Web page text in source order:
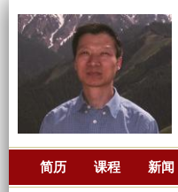
简历 课程 新闻